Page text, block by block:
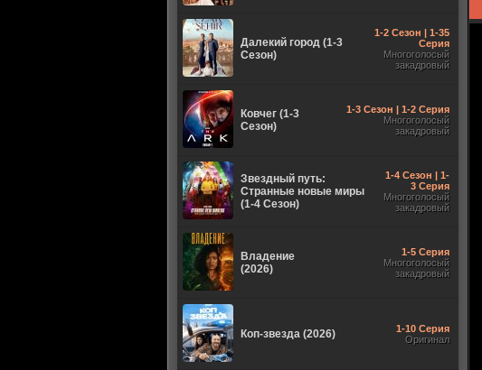
Далекий город (1-3
Сезон)
1-2 Сезон | 1-35
Серия
Многоголосый
закадровый
Ковчег (1-3
Сезон)
1-3 Сезон | 1-2 Серия
Многоголосый
закадровый
Звездный путь:
Странные новые миры
(1-4 Сезон)
1-4 Сезон | 1-
3 Серия
Многоголосый
закадровый
Владение
(2026)
1-5 Серия
Многоголосый
закадровый
Коп-звезда (2026)
1-10 Серия
Оригинал